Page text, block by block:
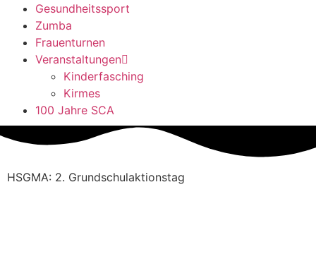
Gesundheitssport
Zumba
Frauenturnen
Veranstaltungen
Kinderfasching
Kirmes
100 Jahre SCA
HSGMA: 2. Grundschulaktionstag